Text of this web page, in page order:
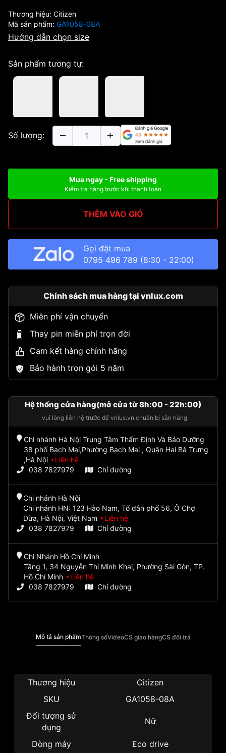
Thương hiệu: Citizen
Mã sản phẩm: GA1058-08A
Hướng dẫn chọn size
Sản phẩm tương tự:
Số lượng:
Mua ngay - Free shipping
Kiểm tra hàng trước khi thanh toán
THÊM VÀO GIỎ
Gọi đặt mua
0795 496 789 (8:30 - 22:00)
Chính sách mua hàng tại vnlux.com
Miễn phí vận chuyển
Thay pin miễn phí trọn đời
Cam kết hàng chính hãng
Bảo hành trọn gói 5 năm
Hệ thống cửa hàng(mở cửa từ 8h:00 - 22h:00)
vui lòng liên hệ trước để vnlux.vn chuẩn bị sẵn hàng
Chi nhánh Hà Nội Trung Tâm Thẩm Định Và Bảo Dưỡng
38 phố Bạch Mai,Phường Bạch Mai , Quận Hai Bà Trưng
,Hà Nội
Liên hệ
038 7827979
Chỉ đường
Chi nhánh Hà Nội
Chi nhánh HN: 123 Hào Nam, Tổ dân phố 56, Ô Chợ
Dừa, Hà Nội, Việt Nam
Liên hệ
038 7827979
Chỉ đường
Chi Nhánh Hồ Chí Minh
Tầng 1, 34 Nguyễn Thị Minh Khai, Phường Sài Gòn, TP.
Hồ Chí Minh
Liên hệ
038 7827979
Chỉ đường
Mô tả sản phẩmThông sốVideoCS giao hàngCS đổi trả
Thương hiệu
Citizen
SKU
GA1058-08A
Đối tượng sử
dụng
Nữ
Dòng máy Eco drive